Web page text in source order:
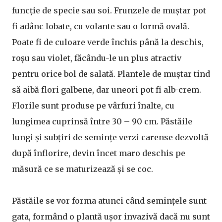
funcție de specie sau soi. Frunzele de muștar pot
fi adânc lobate, cu volante sau o formă ovală.
Poate fi de culoare verde închis până la deschis,
roșu sau violet, făcându-le un plus atractiv
pentru orice bol de salată. Plantele de muștar tind
să aibă flori galbene, dar uneori pot fi alb-crem.
Florile sunt produse pe vârfuri înalte, cu
lungimea cuprinsă între 30 – 90 cm. Păstăile
lungi și subțiri de semințe verzi carense dezvoltă
după înflorire, devin încet maro deschis pe
măsură ce se maturizează și se coc.
Păstăile se vor forma atunci când semințele sunt
gata, formând o plantă ușor invazivă dacă nu sunt